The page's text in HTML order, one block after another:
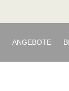
ANGEBOTE